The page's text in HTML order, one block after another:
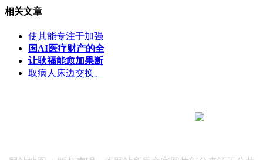
相关文章
使其能专注于加强
国AI医疗财产的全
让耿福能愈加果断
取病人床边交换、